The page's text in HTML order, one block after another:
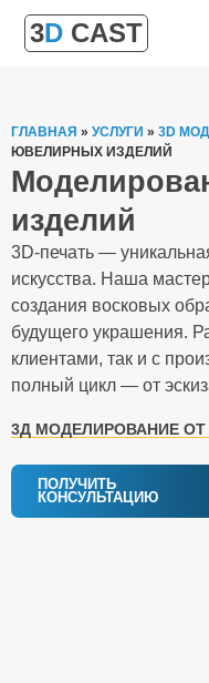
3D CAST
ГЛАВНАЯ » УСЛУГИ » 3D
ЮВЕЛИРНЫХ ИЗДЕЛИЙ
изделий
3D-печать —
искусства. Наша
создания восковых
будущего украшения.
клиентами, так и с
полный цикл — от
3Д МОДЕЛИРОВАНИЕ ОТ
ПОЛУЧИТЬ
КОНСУЛЬТАЦИЮ